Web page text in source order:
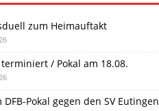
zum Heimauftakt
/ Pokal am 18.08.
DFB-Pokal gegen den SV Eutingen